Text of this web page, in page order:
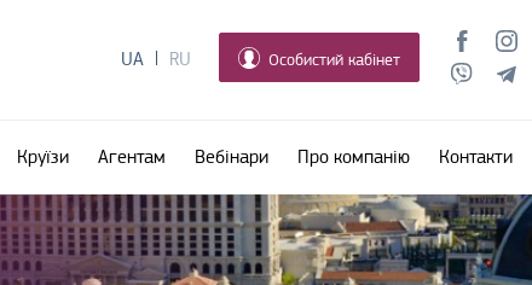
UA RU Особистий кабінет
Круїзи Агентам Вебінари Про компанію Контакти